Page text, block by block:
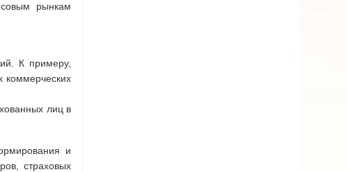
рынкам
К примеру,
коммерческих
лиц в
и
страховых